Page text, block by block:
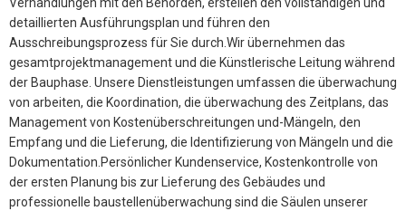
detaillierten Ausführungsplan und führen den
Ausschreibungsprozess für Sie durch.Wir übernehmen das
gesamtprojektmanagement und die Künstlerische Leitung während
der Bauphase. Unsere Dienstleistungen umfassen die überwachung
von arbeiten, die Koordination, die überwachung des Zeitplans, das
Management von Kostenüberschreitungen und-Mängeln, den
Empfang und die Lieferung, die Identifizierung von Mängeln und die
Dokumentation.Persönlicher Kundenservice, Kostenkontrolle von
der ersten Planung bis zur Lieferung des Gebäudes und
professionelle baustellenüberwachung sind die Säulen unserer